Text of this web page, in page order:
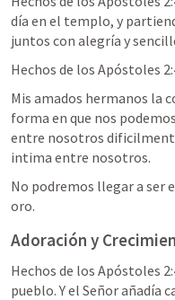
día en el templo, y
juntos con alegría y
Hechos de los Apóstoles
Mis amados hermanos la
forma en que nos
entre nosotros
intima entre nosotros.
No podremos llegar a ser
oro.
Adoración y
Hechos de los Apóstoles
pueblo. Y el Señor añadía